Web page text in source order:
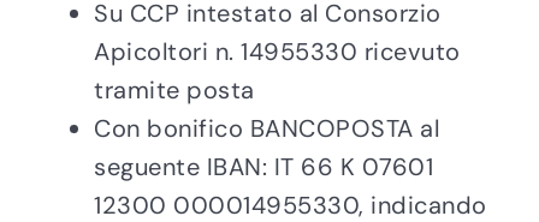
Su CCP intestato al Consorzio
Apicoltori n. 14955330 ricevuto
tramite posta
Con bonifico BANCOPOSTA al
seguente IBAN: IT 66 K 07601
12300 000014955330, indicando